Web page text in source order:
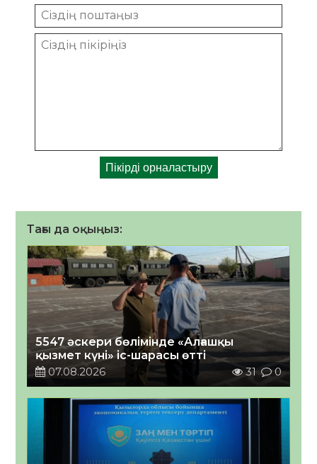
Тағы да оқыңыз:
5547 әскери бөлімінде «Алғашқы
қызмет күні» іс-шарасы өтті
07.08.2026
31 0